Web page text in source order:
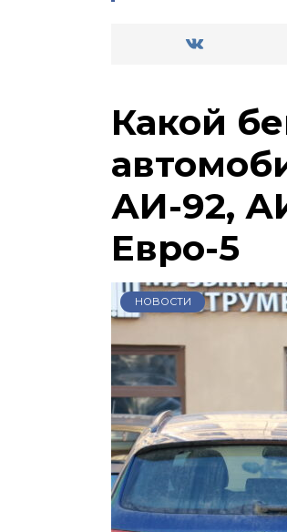
Какой
АИ-92,
Евро-5
НОВОСТИ